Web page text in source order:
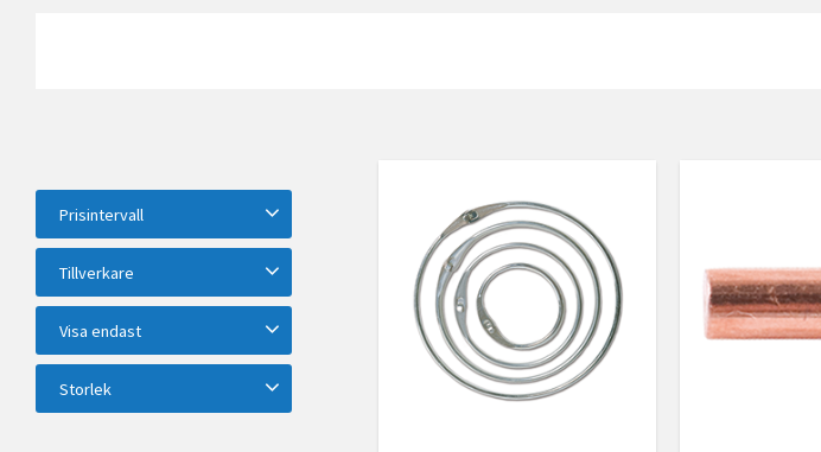
Prisintervall
25 825
Tillverkare
Övriga 9
Visa endast
Finns i lager 12
Storlek